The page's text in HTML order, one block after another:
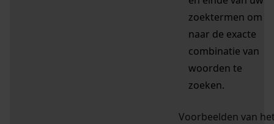
zoektermen om
naar de exacte
combinatie van
woorden te
zoeken.
Voorbeelden van